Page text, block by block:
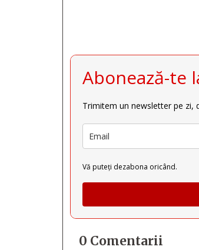
Abonează-te
Trimitem un newsletter pe zi,
Vă puteți dezabona oricând.
0 Comentarii